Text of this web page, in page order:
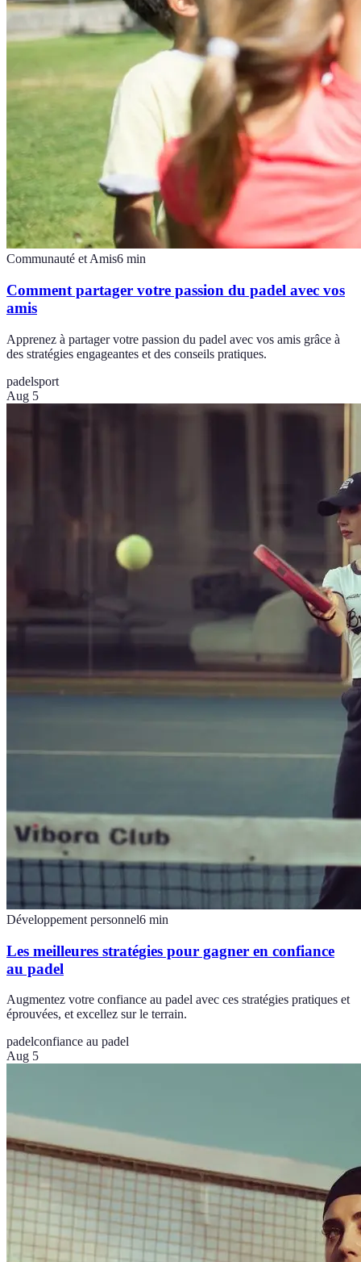
Communauté et Amis6 min
Comment partager votre passion du padel avec vos
amis
Apprenez à partager votre passion du padel avec vos amis grâce à
des stratégies engageantes et des conseils pratiques.
padelsport
Aug 5
Développement personnel6 min
Les meilleures stratégies pour gagner en confiance
au padel
Augmentez votre confiance au padel avec ces stratégies pratiques et
éprouvées, et excellez sur le terrain.
padelconfiance au padel
Aug 5